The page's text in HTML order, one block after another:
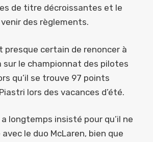
de titre décroissantes et le
des règlements.
presque certain de renoncer à
sur le championnat des pilotes
qu’il se trouve 97 points
lors des vacances d’été.
longtemps insisté pour qu’il ne
le duo McLaren, bien que